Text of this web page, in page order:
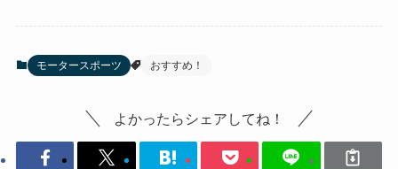
モータースポーツ おすすめ！
よかったらシェアしてね！